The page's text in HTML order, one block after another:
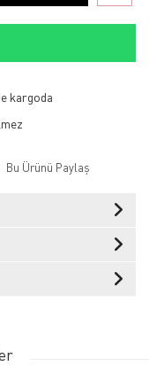
kargoda
Bu Ürünü Paylaş